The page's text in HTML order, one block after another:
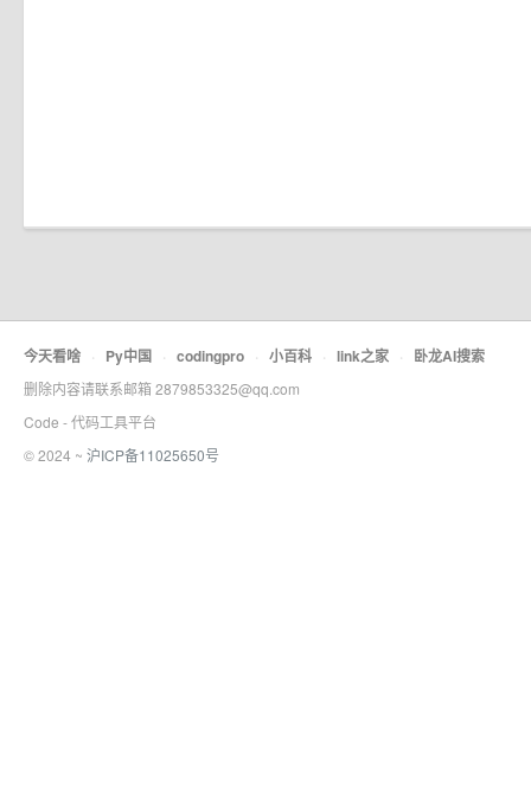
今天看啥 · Py中国 · codingpro · 小百科 · link之家 · 卧龙AI搜索
删除内容请联系邮箱 2879853325@qq.com
Code - 代码工具平台
© 2024 ~ 沪ICP备11025650号